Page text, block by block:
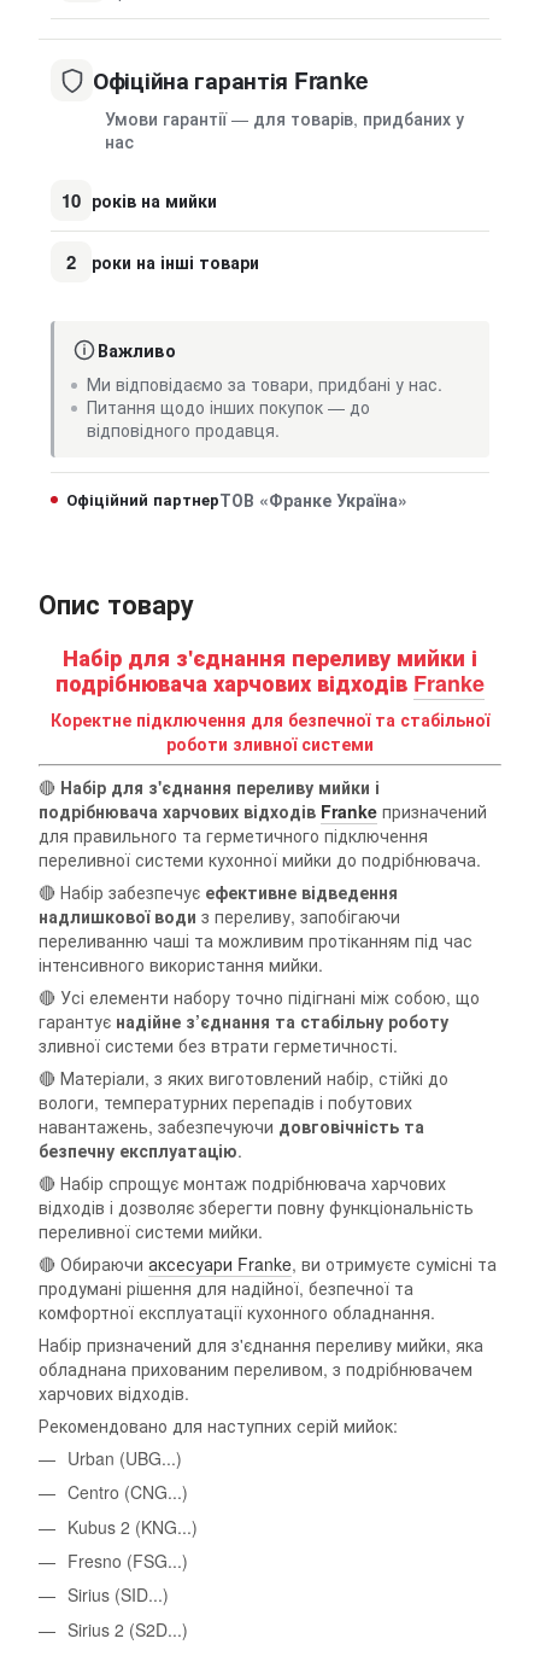
Офіційна гарантія Franke
Умови гарантії — для товарів, придбаних у
нас
10 років на мийки
2 роки на інші товари
Важливо
Ми відповідаємо за товари, придбані у нас.
Питання щодо інших покупок — до
відповідного продавця.
Офіційний партнерТОВ «Франке Україна»
Опис товару
Набір для з'єднання переливу мийки і
подрібнювача харчових відходів Franke
Коректне підключення для безпечної та стабільної
роботи зливної системи
🔴 Набір для з'єднання переливу мийки і
подрібнювача харчових відходів Franke призначений
для правильного та герметичного підключення
переливної системи кухонної мийки до подрібнювача.
🔴 Набір забезпечує ефективне відведення
надлишкової води з переливу, запобігаючи
переливанню чаші та можливим протіканням під час
інтенсивного використання мийки.
🔴 Усі елементи набору точно підігнані між собою, що
гарантує надійне з’єднання та стабільну роботу
зливної системи без втрати герметичності.
🔴 Матеріали, з яких виготовлений набір, стійкі до
вологи, температурних перепадів і побутових
навантажень, забезпечуючи довговічність та
безпечну експлуатацію.
🔴 Набір спрощує монтаж подрібнювача харчових
відходів і дозволяє зберегти повну функціональність
переливної системи мийки.
🔴 Обираючи аксесуари Franke, ви отримуєте сумісні та
продумані рішення для надійної, безпечної та
комфортної експлуатації кухонного обладнання.
Набір призначений для з'єднання переливу мийки, яка
обладнана прихованим переливом, з подрібнювачем
харчових відходів.
Рекомендовано для наступних серій мийок:
Urban (UBG...)
Centro (CNG...)
Kubus 2 (KNG...)
Fresno (FSG...)
Sirius (SID...)
Sirius 2 (S2D...)